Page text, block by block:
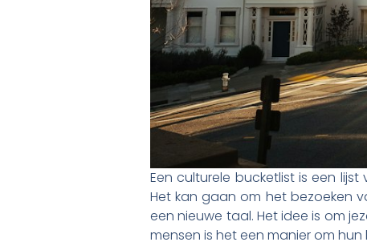
Een culturele bucketlist is een
Het kan gaan om het bezoeken
een nieuwe taal. Het idee is om
mensen is het een manier om